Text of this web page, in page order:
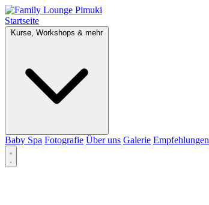
Startseite
Kurse, Workshops & mehr
Baby Spa Fotografie Über uns Galerie Empfehlungen